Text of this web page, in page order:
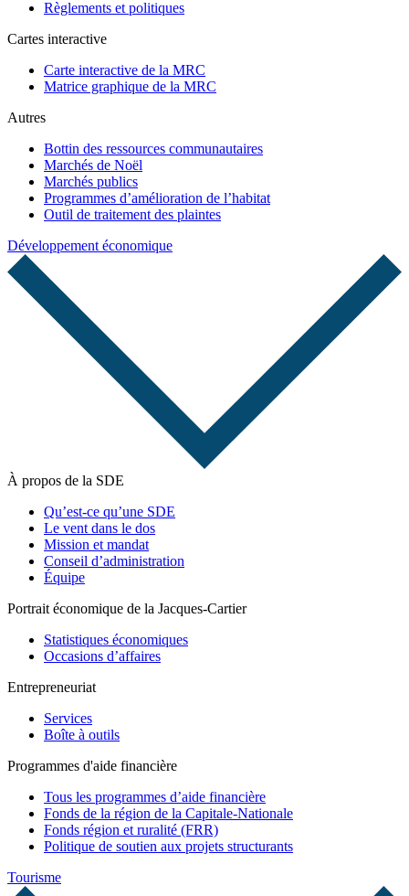
Règlements et politiques
Cartes interactive
Carte interactive de la MRC
Matrice graphique de la MRC
Autres
Bottin des ressources communautaires
Marchés de Noël
Marchés publics
Programmes d’amélioration de l’habitat
Outil de traitement des plaintes
Développement économique
À propos de la SDE
Qu’est-ce qu’une SDE
Le vent dans le dos
Mission et mandat
Conseil d’administration
Équipe
Portrait économique de la Jacques-Cartier
Statistiques économiques
Occasions d’affaires
Entrepreneuriat
Services
Boîte à outils
Programmes d'aide financière
Tous les programmes d’aide financière
Fonds de la région de la Capitale-Nationale
Fonds région et ruralité (FRR)
Politique de soutien aux projets structurants
Tourisme